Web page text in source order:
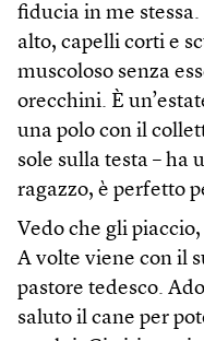
fiducia in me
alto, capelli corti e
muscoloso senza
orecchini. È
una polo con il
sole sulla testa – ha
ragazzo, è perfetto
Vedo che gli
A volte viene con il
pastore tedesco.
saluto il cane per